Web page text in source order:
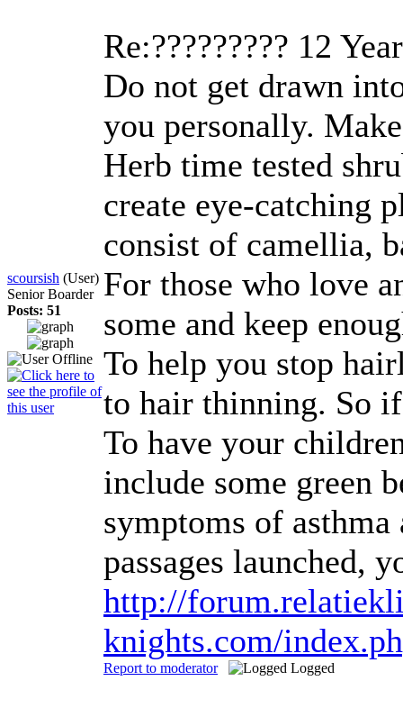
scoursish (User)
Senior Boarder
Posts: 51
Re:????????? 12
Do not get drawn
you personally.
Herb time tested
create eye-catching
consist of camellia,
For those who love
some and keep
To help you stop
to hair thinning. So
To have your
include some green
symptoms of
passages launched,
http://
knights.com/
Report to moderator Logged